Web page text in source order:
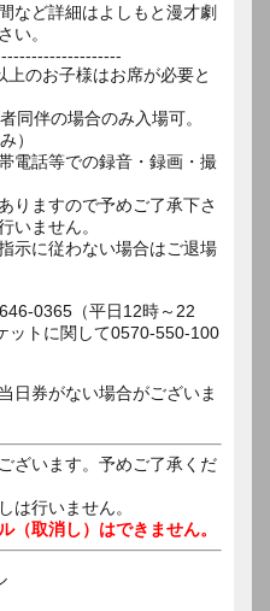
など詳細はよしもと漫才劇
い。
のお子様はお席が必要と
同伴の場合のみ入場可。
）
電話等での録音・録画・撮
りますので予めご了承下さ
いません。
示に従わない場合はご退場
0365（平日12時～22
ットに関して0570-550-100
日券がない場合がございま
ざいます。予めご了承くだ
は行いません。
（取消し）はできません。